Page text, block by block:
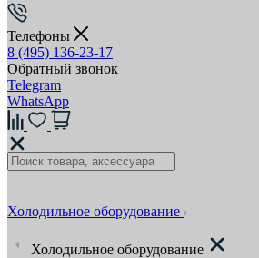
Телефоны
8 (495) 136-23-17
Обратный звонок
Telegram
WhatsApp
Холодильное оборудование
Холодильное оборудование